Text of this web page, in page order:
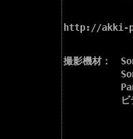
http://akki-
撮影機材：　
Sony a7Ⅲ
Pana
ビデオ：